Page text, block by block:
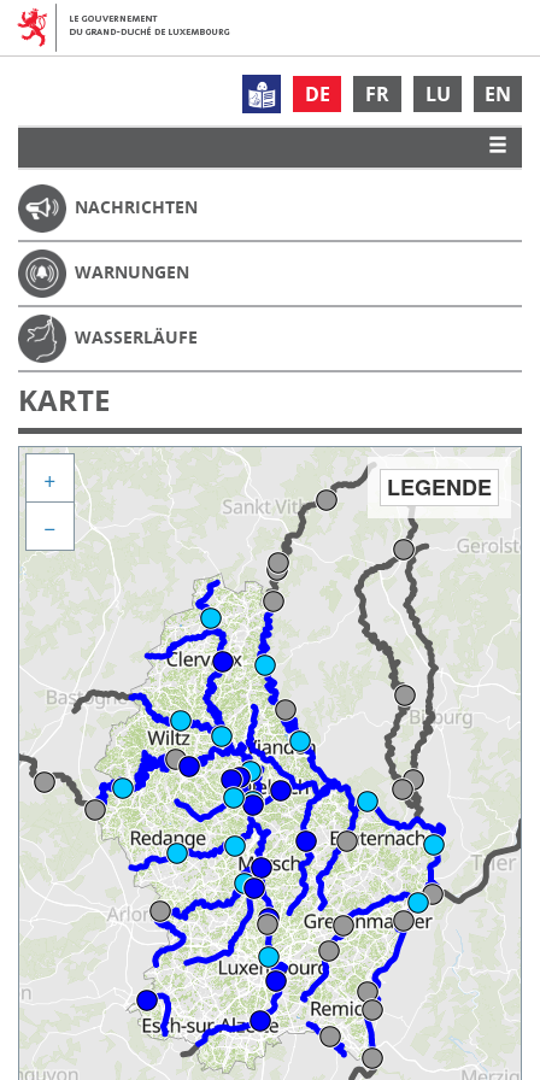
DE FR LU EN
NACHRICHTEN
WARNUNGEN
WASSERLÄUFE
KARTE
LEGENDE
+
−